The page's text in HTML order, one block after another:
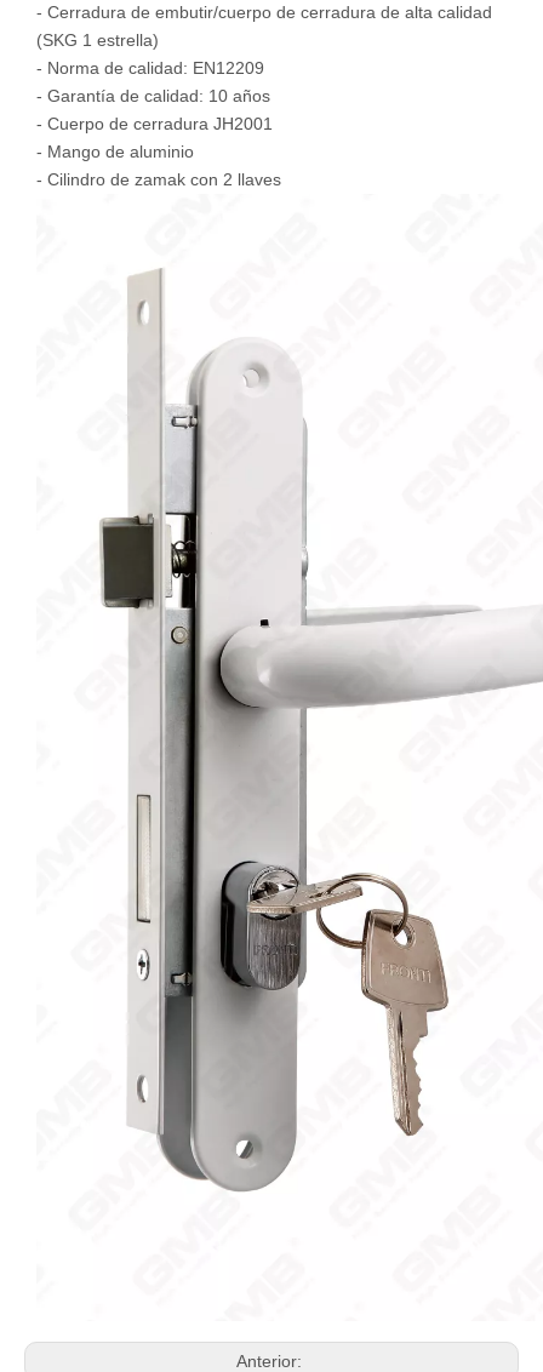
- Cerradura de embutir/cuerpo de cerradura de alta calidad
(SKG 1 estrella)
- Norma de calidad: EN12209
- Garantía de calidad: 10 años
- Cuerpo de cerradura JH2001
- Mango de aluminio
- Cilindro de zamak con 2 llaves
Anterior: